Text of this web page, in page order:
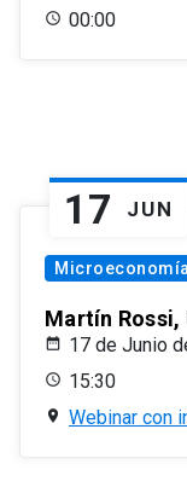
00:00
17 JUN
Martín Rossi,
17 de Junio
15:30
Webinar con